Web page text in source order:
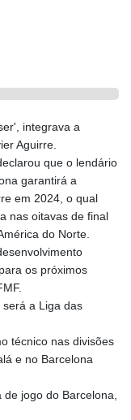
integrava a
Aguirre.
que o lendário
garantirá a
em 2024, o qual
nas oitavas de final
do Norte.
os próximos
a Liga das
técnico nas divisões
e no Barcelona
de jogo do Barcelona,